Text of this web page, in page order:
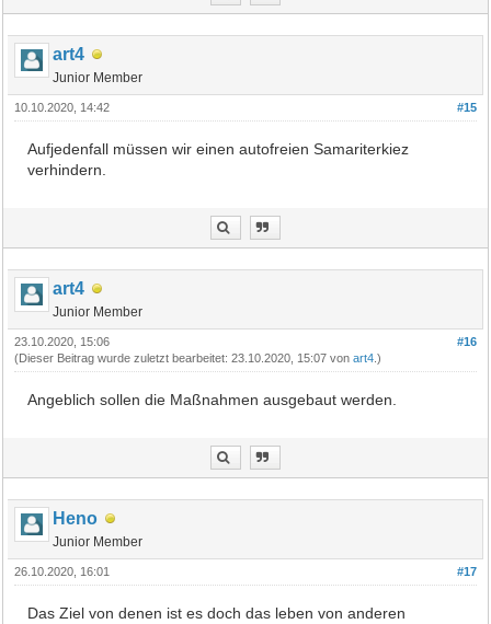
art4
Junior Member
#15
10.10.2020, 14:42
Aufjedenfall müssen wir einen autofreien Samariterkiez
verhindern.
art4
Junior Member
#16
23.10.2020, 15:06
(Dieser Beitrag wurde zuletzt bearbeitet: 23.10.2020, 15:07 vonart4 .)
Angeblich sollen die Maßnahmen ausgebaut werden.
Heno
Junior Member
#17
26.10.2020, 16:01
Das Ziel von denen ist es doch das leben von anderen